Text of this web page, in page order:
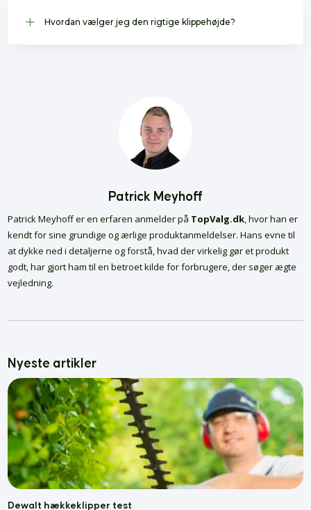
L Hvordan vælger jeg den rigtige klippehøjde?
Patrick Meyhoff
Patrick Meyhoff er en erfaren anmelder på TopValg.dk, hvor han er
kendt for sine grundige og ærlige produktanmeldelser. Hans evne til
at dykke ned i detaljerne og forstå, hvad der virkelig gør et produkt
godt, har gjort ham til en betroet kilde for forbrugere, der søger ægte
vejledning.
Nyeste artikler
Dewalt hækkeklipper test